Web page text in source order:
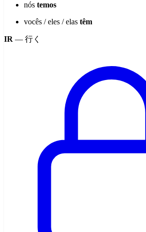
nós temos
vocês / eles / elas têm
IR — 行く